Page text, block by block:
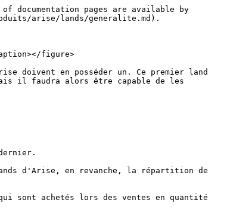
documentation pages are available by
arise/lands/generalite.md).
figure>
doivent en posséder un. Ce premier land
il faudra alors être capable de les
d'Arise, en revanche, la répartition de
sont achetés lors des ventes en quantité